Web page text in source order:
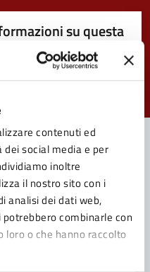
contenuti ed
social media e per
inoltre
il nostro sito con i
analisi dei dati web,
combinarle con
o che hanno raccolto
su questa